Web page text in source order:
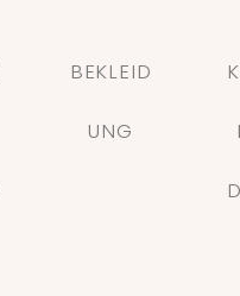
BEKLEID
UNG